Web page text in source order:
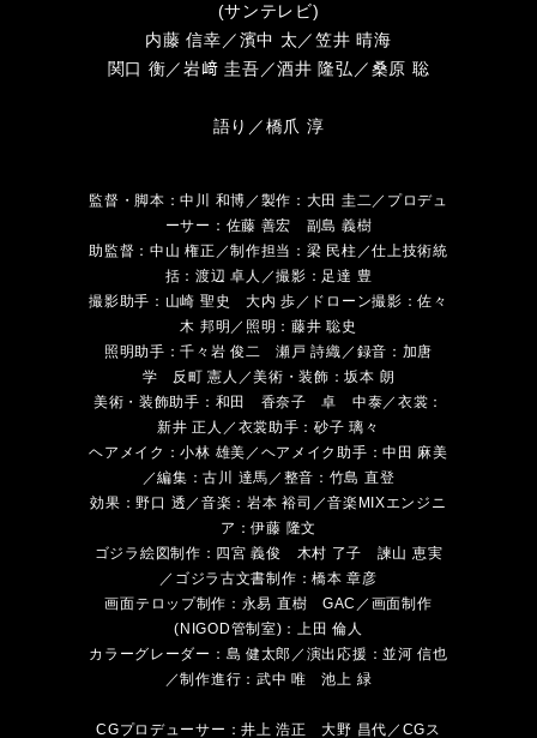
(サンテレビ)
内藤 信幸／濱中 太／笠井 晴海
関口 衡／岩﨑 圭吾／酒井 隆弘／桑原 聡
語り／橋爪 淳
監督・脚本：中川 和博／製作：大田 圭二／プロデュ
ーサー：佐藤 善宏 副島 義樹
助監督：中山 権正／制作担当：梁 民柱／仕上技術統
括：渡辺 卓人／撮影：足達 豊
撮影助手：山崎 聖史 大内 歩／ドローン撮影：佐々
木 邦明／照明：藤井 聡史
照明助手：千々岩 俊二 瀬戸 詩織／録音：加唐
学 反町 憲人／美術・装飾：坂本 朗
美術・装飾助手：和田 香奈子 卓 中泰／衣裳：
新井 正人／衣裳助手：砂子 璃々
ヘアメイク：小林 雄美／ヘアメイク助手：中田 麻美
／編集：古川 達馬／整音：竹島 直登
効果：野口 透／音楽：岩本 裕司／音楽MIXエンジニ
ア：伊藤 隆文
ゴジラ絵図制作：四宮 義俊 木村 了子 諫山 恵実
／ゴジラ古文書制作：橋本 章彦
画面テロップ制作：永易 直樹 GAC／画面制作
(NIGOD管制室)：上田 倫人
カラーグレーダー：島 健太郎／演出応援：並河 信也
／制作進行：武中 唯 池上 緑
CGプロデューサー：井上 浩正 大野 昌代／CGス